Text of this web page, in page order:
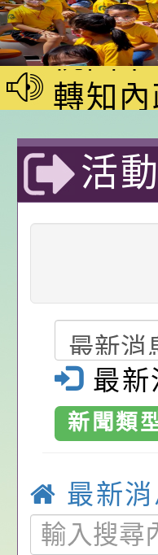
「
動—儒
桃園
家8月
電影
「愛
樂會
列講
轉知
員會
赴陸
中興
期第1
甄選
本校
校課
轉知
辦理
置課
畫」
請，請
公告:
減碳
桃園
年度
祝活
關（
名參加
轉知
員退
亦可
「
家8月
電影
轉知
員會
中興
活
科
障
開
考
中
最新
新聞類
最新